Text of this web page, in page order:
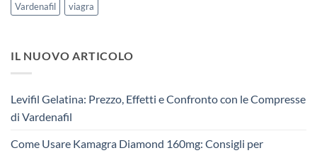
Vardenafil
viagra
IL NUOVO ARTICOLO
Levifil Gelatina: Prezzo, Effetti e Confronto con le Compresse
di Vardenafil
Come Usare Kamagra Diamond 160mg: Consigli per